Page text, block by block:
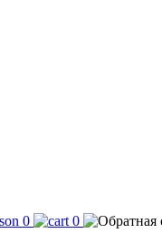
0
0